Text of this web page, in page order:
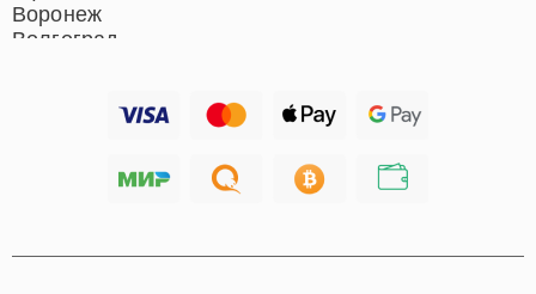
Воронеж
Волгоград
Хабаровск
Иркутск